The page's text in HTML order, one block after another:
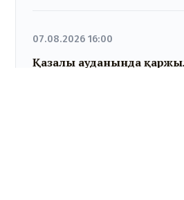
07.08.2026 16:00
Қазалы ауданында